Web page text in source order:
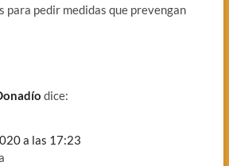
para pedir medidas que prevengan
dice:
a las 17:23